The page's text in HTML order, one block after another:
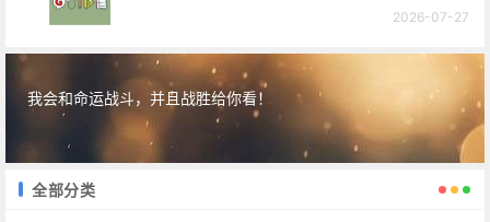
2026-07-27
我会和命运战斗，并且战胜给你看！
全部分类